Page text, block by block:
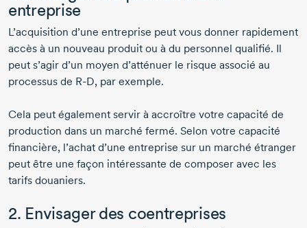
entreprise
L’acquisition d’une entreprise peut vous donner rapidement
accès à un nouveau produit ou à du personnel qualifié. Il
peut s’agir d’un moyen d’atténuer le risque associé au
processus de R-D, par exemple.
Cela peut également servir à accroître votre capacité de
production dans un marché fermé. Selon votre capacité
financière, l’achat d’une entreprise sur un marché étranger
peut être une façon intéressante de composer avec les
tarifs douaniers.
2. Envisager des coentreprises